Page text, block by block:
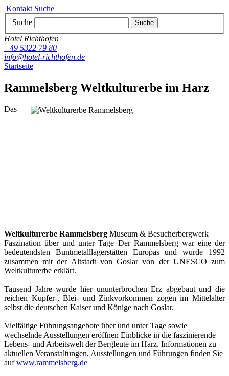
Kontakt Suche
Suche
Suche
Hotel Richthofen
+49 5322 79 80
info@hotel-richthofen.de
Startseite
Rammelsberg Weltkulturerbe im Harz
Das
Weltkulturerbe Rammelsberg Museum & Besucherbergwerk
Faszination über und unter Tage Der Rammelsberg war eine der
bedeutendsten Buntmetalllagerstätten Europas und wurde 1992
zusammen mit der Altstadt von Goslar von der UNESCO zum
Weltkulturerbe erklärt.
Tausend Jahre wurde hier ununterbrochen Erz abgebaut und die
reichen Kupfer-, Blei- und Zinkvorkommen zogen im Mittelalter
selbst die deutschen Kaiser und Könige nach Goslar.
Vielfältige Führungsangebote über und unter Tage sowie
wechselnde Ausstellungen eröffnen Einblicke in die faszinierende
Lebens- und Arbeitswelt der Bergleute im Harz. Informationen zu
aktuellen Veranstaltungen, Ausstellungen und Führungen finden Sie
aufwww.rammelsberg.de